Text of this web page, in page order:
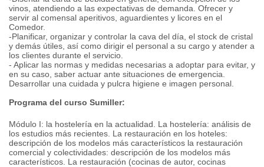
vinos, atendiendo a las expectativas de demanda. Ofrecer y
servir al comensal aperitivos, aguardientes y licores en el
Comedor.
-Planificar, organizar y controlar la cava del día, el stock de cristal
y demás útiles, así como dirigir el personal a su cargo y atender a
los clientes durante el servicio.
- Aplicar las normas y medidas necesarias a adoptar para evitar, y
en su caso, saber actuar ante situaciones de emergencia.
Desarrollar una cuidada y pulcra higiene e imagen personal.
Programa del curso Sumiller:
Módulo I: la hostelería en la actualidad. La hostelería: análisis de
los estudios más recientes. La restauración en los hoteles:
descripción de los modelos más característicos la restauración
comercial y colectividades: descripción de los modelos más
característicos. La restauración (cocinas de autor, cocinas